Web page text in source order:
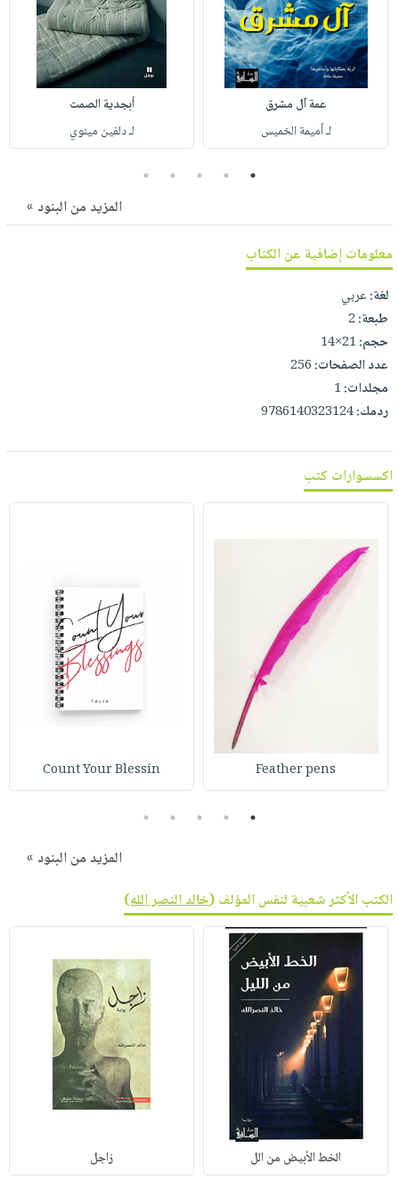
صابون
أطفال
مناسبات
فيديوهات
أسئلة
يتكرر
طرحها
خدمات
نيل
كتابك
تواصل
معنا
عربة
التسوق
نشرة
الإصداراتعمة آل مشرق
لـ أميمة الخميس
أبجدية الصمت
لـ دلفين مينوي
1
2
3
4
5
المزيد من البنود »
معلومات إضافية عن الكتاب
لغة:عربي
طبعة:2
حجم:21×14
عدد الصفحات:256
مجلدات:1
ردمك:9786140323124
اكسسوارات كتب
Feather pens
Count Your Blessin
1
2
3
4
5
المزيد من البنود »
الكتب الأكثر شعبية لنفس المؤلف (خالد النصر الله)
الخط الأبيض من الل زاجل